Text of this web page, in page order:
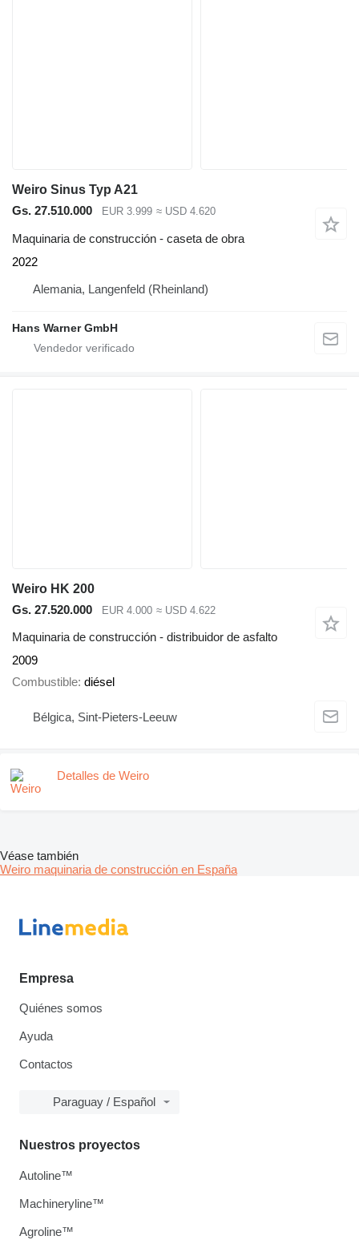
Weiro Sinus Typ A21
Gs. 27.510.000
EUR 3.999 ≈ USD 4.620
Maquinaria de construcción - caseta de obra
2022
Alemania, Langenfeld (Rheinland)
Hans Warner GmbH
Weiro HK 200
Gs. 27.520.000
EUR 4.000 ≈ USD 4.622
Maquinaria de construcción - distribuidor de asfalto
2009
Combustible diésel
Bélgica, Sint-Pieters-Leeuw
Detalles de Weiro
Véase también
Weiro maquinaria de construcción en España
Empresa
Quiénes somos
Ayuda
Contactos
Paraguay / Español
Nuestros proyectos
Autoline™
Machineryline™
Agroline™